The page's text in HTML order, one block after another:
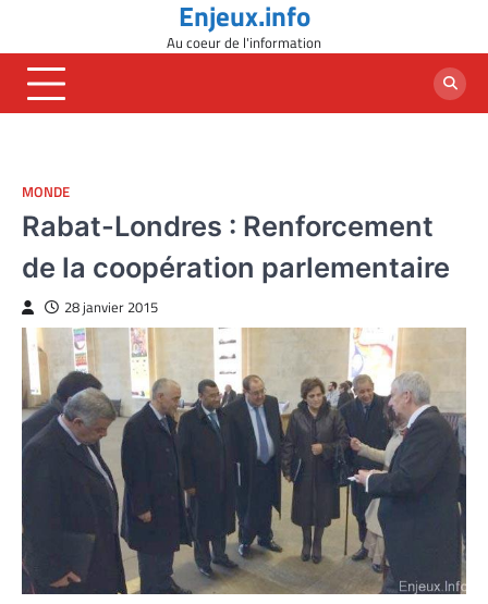
content
Enjeux.info
Au coeur de l'information
MONDE
Rabat-Londres : Renforcement
de la coopération parlementaire
28 janvier 2015